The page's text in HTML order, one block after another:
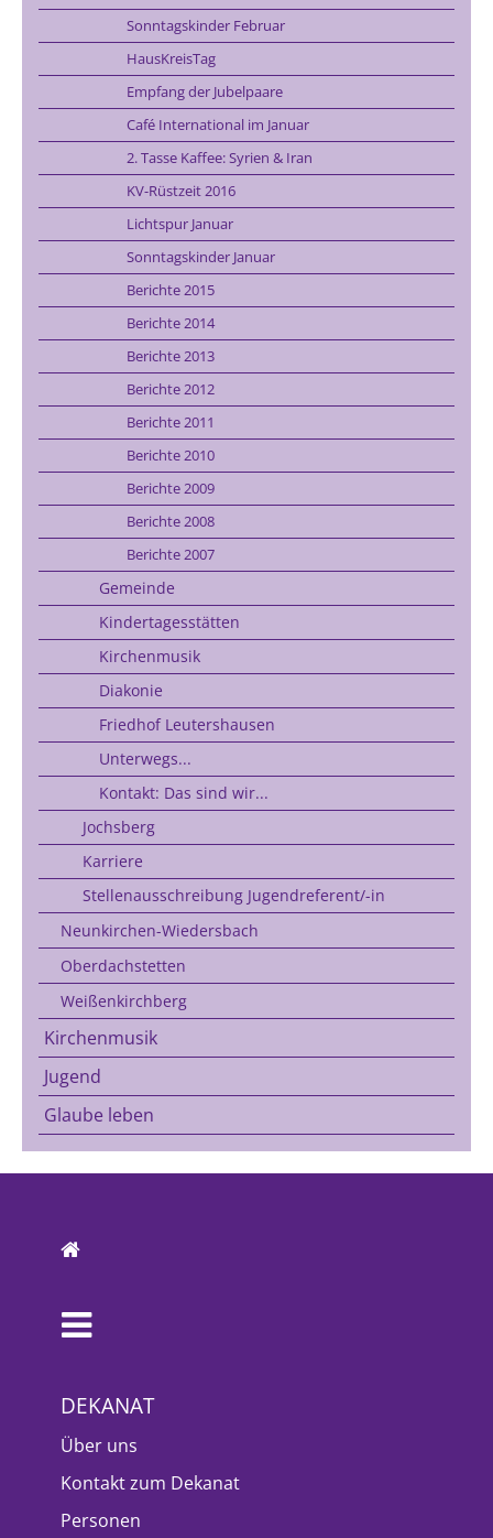
Sonntagskinder Februar
HausKreisTag
Empfang der Jubelpaare
Café International im Januar
2. Tasse Kaffee: Syrien & Iran
KV-Rüstzeit 2016
Lichtspur Januar
Sonntagskinder Januar
Berichte 2015
Berichte 2014
Berichte 2013
Berichte 2012
Berichte 2011
Berichte 2010
Berichte 2009
Berichte 2008
Berichte 2007
Gemeinde
Kindertagesstätten
Kirchenmusik
Diakonie
Friedhof Leutershausen
Unterwegs...
Kontakt: Das sind wir...
Jochsberg
Karriere
Stellenausschreibung Jugendreferent/-in
Neunkirchen-Wiedersbach
Oberdachstetten
Weißenkirchberg
Kirchenmusik
Jugend
Glaube leben
DEKANAT
Über uns
Kontakt zum Dekanat
Personen